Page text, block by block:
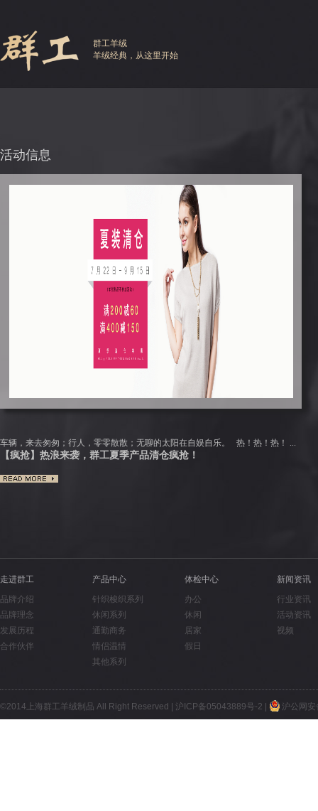
群工羊绒
羊绒经典，从这里开始
活动信息
车辆，来去匆匆；行人，零零散散；无聊的太阳在自娱自乐。 热！热！热！ ...
【疯抢】热浪来袭，群工夏季产品清仓疯抢！
车辆，来去匆匆；行人，零零散散；无聊的太阳在自娱自乐。 热！热！热！ ...
走进群工
品牌介绍
品牌理念
发展历程
合作伙伴
产品中心
针织梭织系列
休闲系列
通勤商务
情侣温情
其他系列
体检中心
办公
休闲
居家
假日
新闻资讯
行业资讯
活动资讯
视频
©2014上海群工羊绒制品 All Right Reserved | 沪ICP备05043889号-2 沪公网